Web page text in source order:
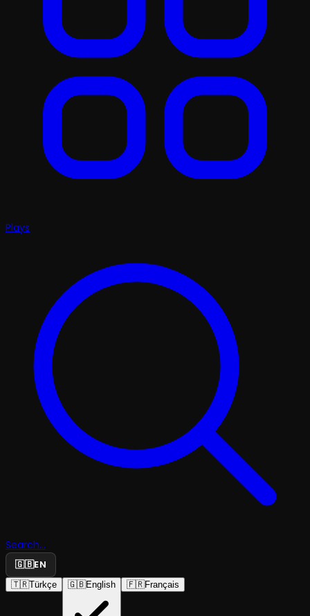
Plays
Search...
🇬🇧EN
🇹🇷Türkçe 🇬🇧English 🇫🇷Français